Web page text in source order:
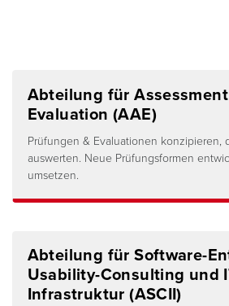
Abteilung für
Evaluation (AAE)
Prüfungen & Evaluationen konzipieren,
auswerten. Neue Prüfungsformen
umsetzen.
Abteilung für Software-
Usability-Consulting und
Infrastruktur (ASCII)